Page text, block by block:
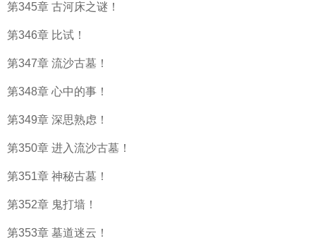
第345章 古河床之谜！
第346章 比试！
第347章 流沙古墓！
第348章 心中的事！
第349章 深思熟虑！
第350章 进入流沙古墓！
第351章 神秘古墓！
第352章 鬼打墙！
第353章 墓道迷云！